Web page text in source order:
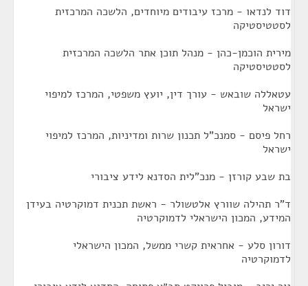
דוד לנדאו - מרכז עיבודים מיוחדים, הלשכה המרכזית
לסטטיסטיקה
מירית הוכמן-כהן - מנהל תוכן אתר הלשכה המרכזית
לסטטיסטיקה
עטאללה שובאש - עורך דין, יועץ משפטי, המרכז למיפוי
ישראל
רחל פיסם - סמנכ"ל תכנון שרות ומדיניות, המרכז למיפוי
ישראל
בת שבע קורזן - מנכ"לית הסדנא לידע ציבורי
ד"ר תהילה שוורץ אלטשולר - ראשת תכנית דמוקרטיה בעידן
המידע, המכון הישראלי לדמוקרטיה
דורון סלע - אחראית קשרי ממשל, המכון הישראלי
לדמוקרטיה